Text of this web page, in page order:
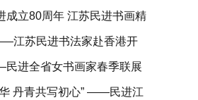
立80周年 江苏民进书画精
江扬州三市民进书画作品联
江苏民进书法家赴香港开
进全省女书画家春季联展
丹青共写初心” ——民进江